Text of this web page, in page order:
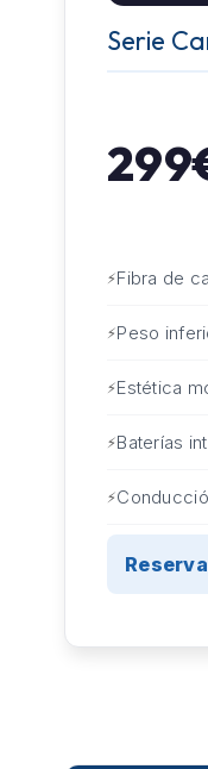
Serie
Fibra de
Peso
Estética
Baterías